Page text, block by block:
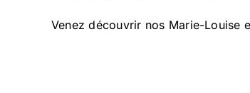
Venez découvrir nos Marie-Louise